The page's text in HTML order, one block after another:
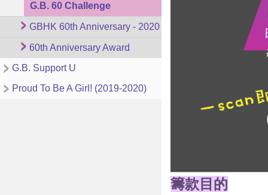
G.B. 60 Challenge
GBHK 60th Anniversary - 2020
60th Anniversary Award
G.B. Support U
Proud To Be A Girl! (2019-2020)
籌款目的